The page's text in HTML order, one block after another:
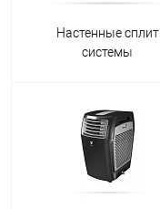
Настенные сплит
системы